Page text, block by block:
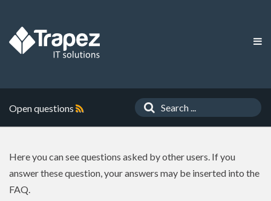
Open questions
Here you can see questions asked by other users. If you
answer these question, your answers may be inserted into the
FAQ.